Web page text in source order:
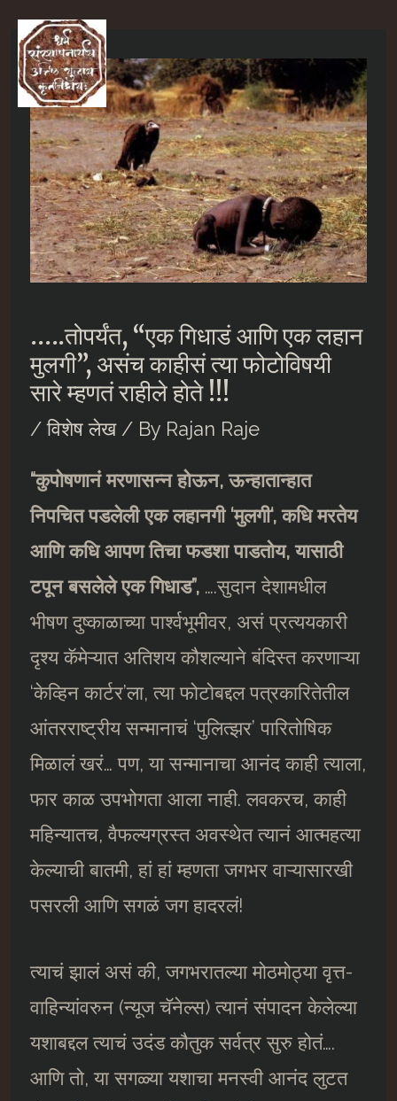
Skip
content
…..तोपर्यंत, “एक गिधाडं आणि एक लहान
मुलगी”, असंच काहीसं त्या फोटोविषयी
सारे म्हणतं राहीले होते !!!
/विशेष लेख/ By Rajan Raje
“कुपोषणानं मरणासन्न होऊन,ऊन्हातान्हात
निपचित पडलेली एक लहानगी ‘मुलगी‘,कधि मरतेय
आणि कधि आपण तिचा फडशा पाडतोय,यासाठी
टपून बसलेले एक गिधाड”,….सुदान देशामधील
भीषण दुष्काळाच्या पार्श्वभूमीवर, असं प्रत्ययकारी
दृश्य कॅमेऱ्यात अतिशय कौशल्याने बंदिस्त करणाऱ्या
‘केव्हिन कार्टर’ला, त्या फोटोबद्दल पत्रकारितेतील
आंतरराष्ट्रीय सन्मानाचं ‘पुलित्झर’ पारितोषिक
मिळालं खरं… पण, या सन्मानाचा आनंद काही त्याला,
फार काळ उपभोगता आला नाही. लवकरच, काही
महिन्यातच, वैफल्यग्रस्त अवस्थेत त्यानं आत्महत्या
केल्याची बातमी, हां हां म्हणता जगभर वाऱ्यासारखी
पसरली आणि सगळं जग हादरलं!
त्याचं झालं असं की, जगभरातल्या मोठमोठ्या वृत्त-
वाहिन्यांवरुन (न्यूज चॅनेल्स) त्यानं संपादन केलेल्या
यशाबद्दल त्याचं उदंड कौतुक सर्वत्र सुरु होतं….
आणि तो, या सगळ्या यशाचा मनस्वी आनंद लुटत